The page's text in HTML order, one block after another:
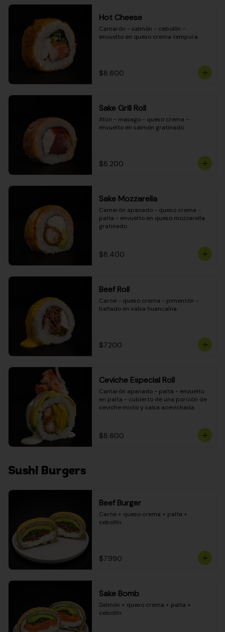
Hot Cheese
Camarón - salmón - cebollín -
envuelto en queso crema tempura
$8.600
Sake Grill Roll
Atún - masago - queso crema -
envuelto en salmón gratinado
$8.200
Sake Mozzarella
Camarón apanado - queso crema -
palta - envuelto en queso mozzarella
gratinado
$8.400
Beef Roll
Carne - queso crema - pimentón -
bañado en salsa huancaína
$7.200
Ceviche Especial Roll
Camarón apanado - palta - envuelto
en palta - cubierto de una porción de
ceviche mixto y salsa acevichada
$8.600
Sushi Burgers
Beef Burger
Carne + queso crema + palta +
cebollín
$7.990
Sake Bomb
Salmón + queso crema + palta +
cebollín